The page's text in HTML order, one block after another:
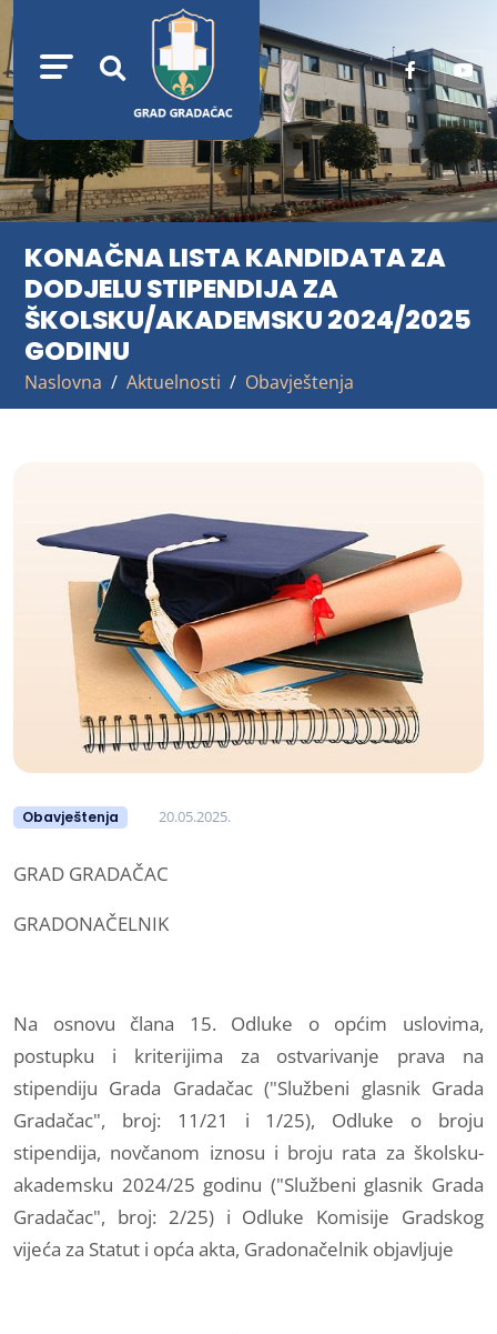
KONAČNA LISTA KANDIDATA ZA
DODJELU STIPENDIJA ZA
ŠKOLSKU/AKADEMSKU 2024/2025
GODINU
Naslovna Aktuelnosti Obavještenja
Obavještenja 20.05.2025.
GRAD GRADAČAC
GRADONAČELNIK
Na osnovu člana 15. Odluke o općim uslovima,
postupku i kriterijima za ostvarivanje prava na
stipendiju Grada Gradačac ("Službeni glasnik Grada
Gradačac", broj: 11/21 i 1/25), Odluke o broju
stipendija, novčanom iznosu i broju rata za školsku-
akademsku 2024/25 godinu ("Službeni glasnik Grada
Gradačac", broj: 2/25) i Odluke Komisije Gradskog
vijeća za Statut i opća akta, Gradonačelnik objavljuje